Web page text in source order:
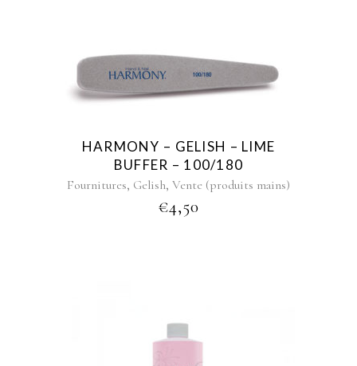
HARMONY – GELISH – LIME
BUFFER – 100/180
Fournitures, Gelish, Vente (produits mains)
€4,50